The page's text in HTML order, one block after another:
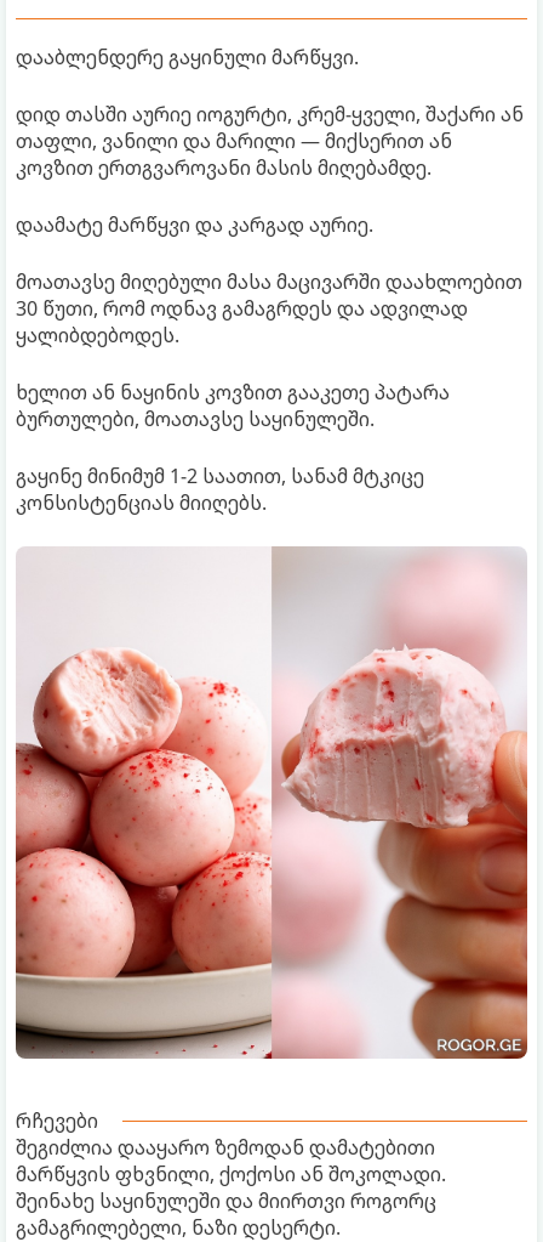
დააბლენდერე გაყინული მარწყვი.
დიდ თასში აურიე იოგურტი, კრემ-ყველი, შაქარი ან
თაფლი, ვანილი და მარილი — მიქსერით ან
კოვზით ერთგვაროვანი მასის მიღებამდე.
დაამატე მარწყვი და კარგად აურიე.
მოათავსე მიღებული მასა მაცივარში დაახლოებით
30 წუთი, რომ ოდნავ გამაგრდეს და ადვილად
ყალიბდებოდეს.
ხელით ან ნაყინის კოვზით გააკეთე პატარა
ბურთულები, მოათავსე საყინულეში.
გაყინე მინიმუმ 1-2 საათით, სანამ მტკიცე
კონსისტენციას მიიღებს.
რჩევები
შეგიძლია დააყარო ზემოდან დამატებითი
მარწყვის ფხვნილი, ქოქოსი ან შოკოლადი.
შეინახე საყინულეში და მიირთვი როგორც
გამაგრილებელი, ნაზი დესერტი.